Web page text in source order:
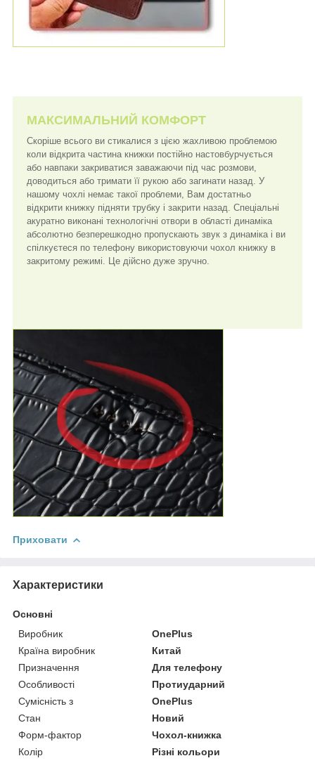
МАКСИМАЛЬНИЙ КОМФОРТ
Скоріше всього ви стикалися з цією жахливою проблемою
коли відкрита частина книжки постійно настовбурчується
або навпаки закриватися заважаючи під час розмови,
доводиться або тримати її рукою або загинати назад. У
нашому чохлі немає такої проблеми, Вам достатньо
відкрити книжку підняти трубку і закрити назад. Спеціальні
акуратно виконані технологічні отвори в області динаміка
абсолютно безперешкодно пропускають звук з динаміка і ви
спілкуєтеся по телефону використовуючи чохол книжку в
закритому режимі. Це дійсно дуже зручно.
Приховати
Характеристики
Основні
Виробник
OnePlus
Країна виробник
Китай
Призначення
Для телефону
Особливості
Протиударний
Сумісність з
OnePlus
Стан
Новий
Форм-фактор
Чохол-книжка
Колір
Різні кольори